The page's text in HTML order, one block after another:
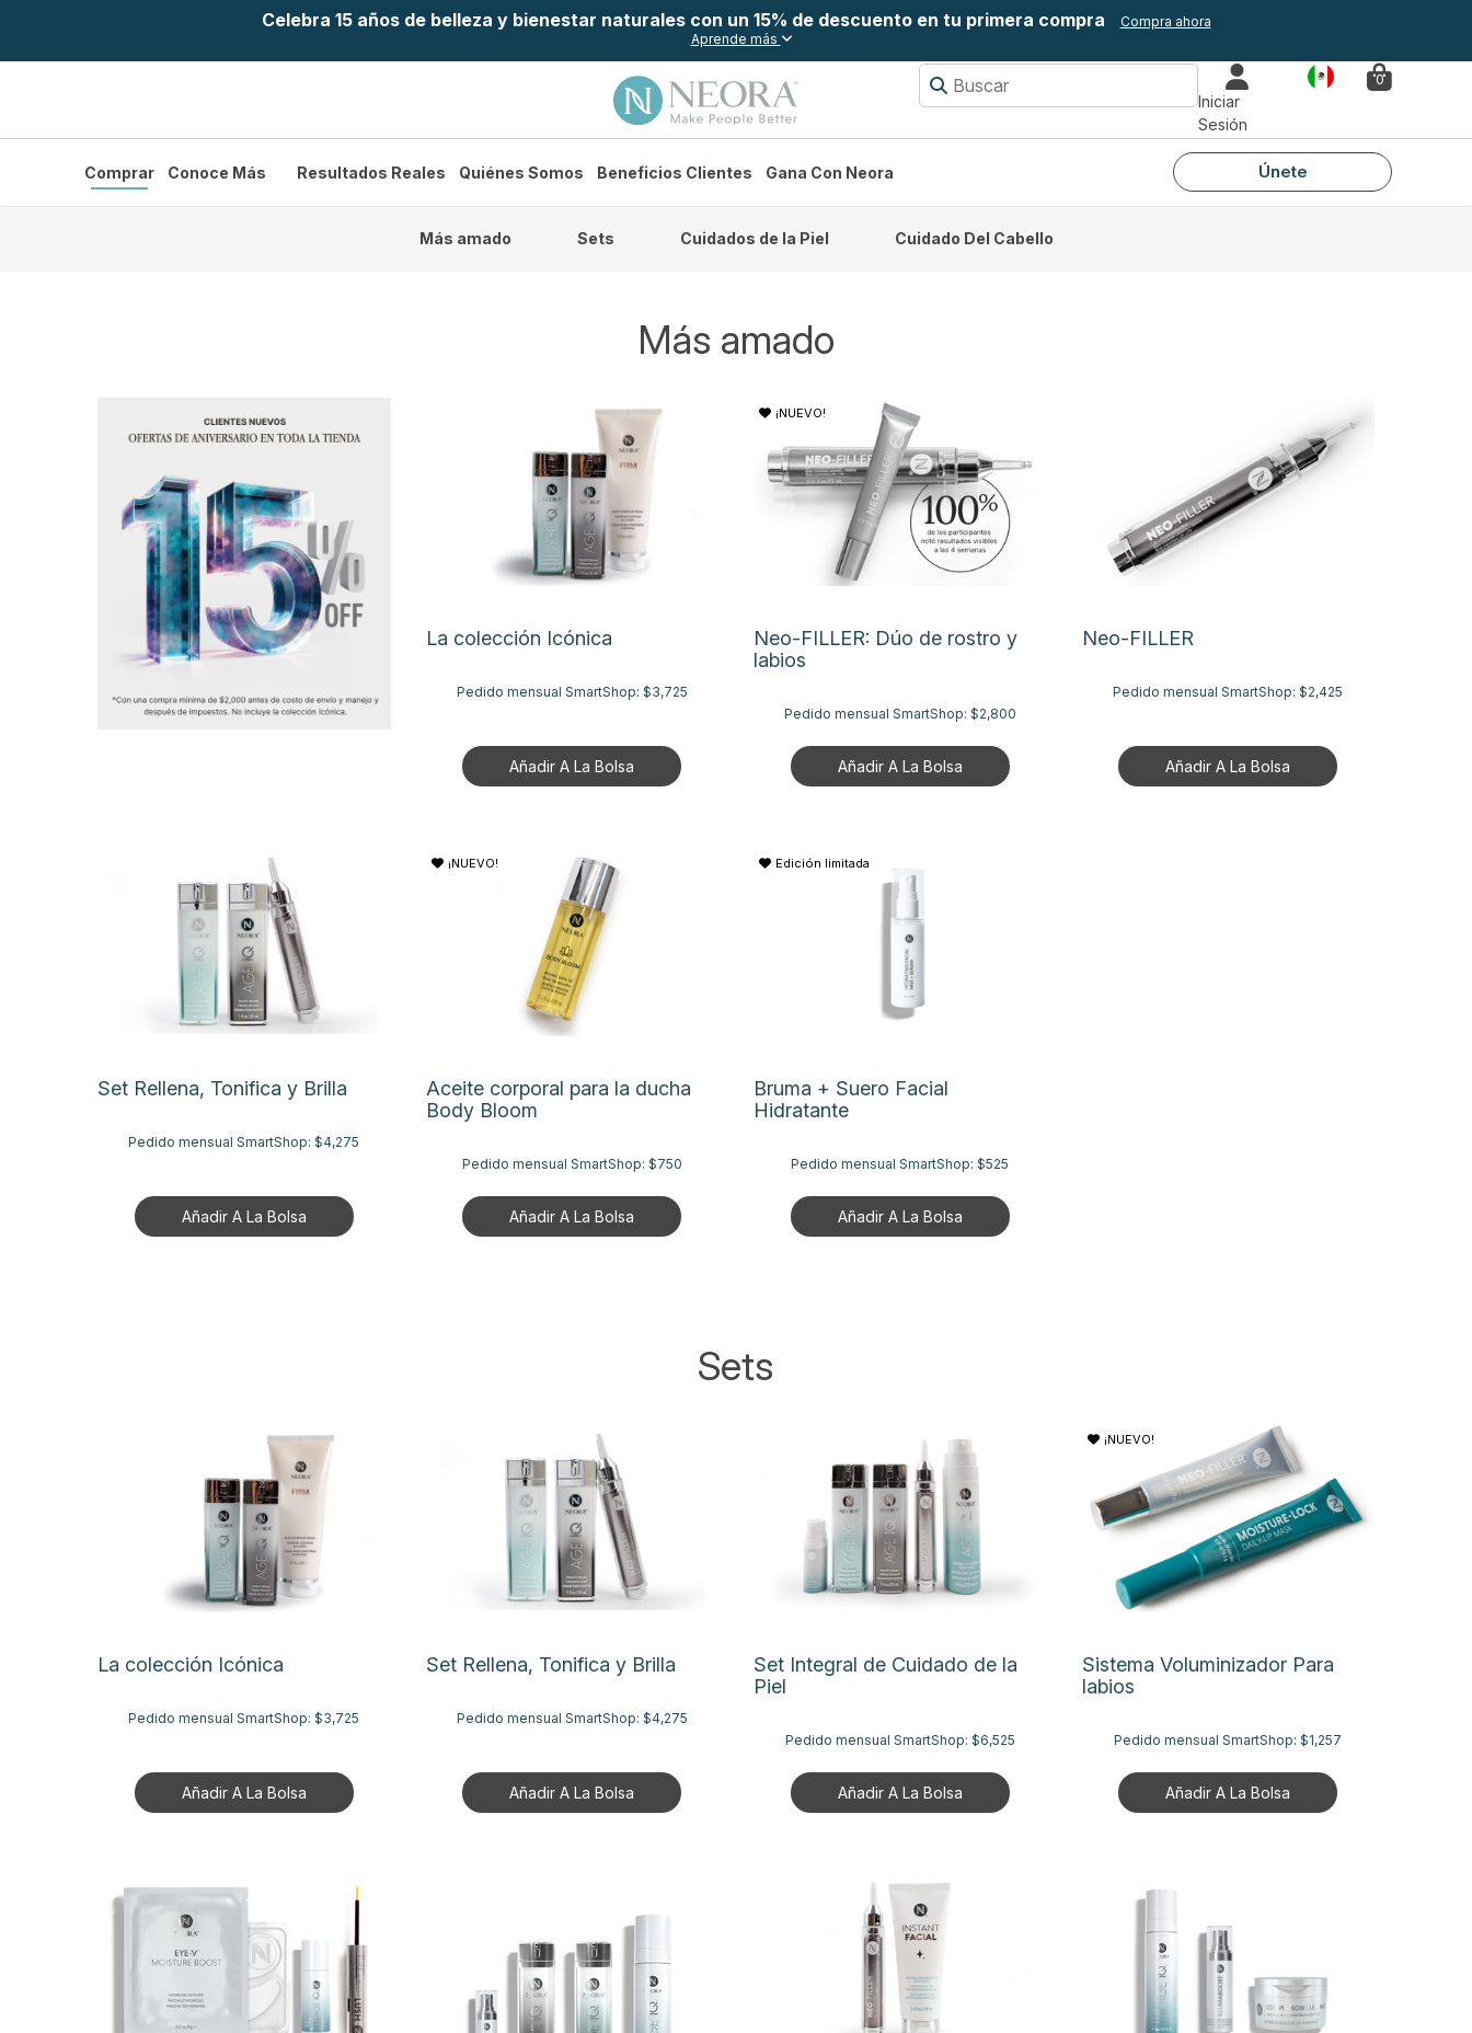
Celebra 15 años de belleza y bienestar naturales con un 15% de descuento en tu primera compra
Compra ahora
Aprende más
Iniciar
Sesión
País 0
Comprar Conoce Más Resultados Reales Quiénes Somos Beneficios Clientes Gana Con Neora Únete
Más amado Sets Cuidados de la Piel Cuidado Del Cabello
Más amado
La colección Icónica
Pedido mensual SmartShop: $3,725
Añadir A La Bolsa
¡NUEVO!
Neo-FILLER: Dúo de rostro y
labios
Pedido mensual SmartShop: $2,800
Añadir A La Bolsa
Neo-FILLER
Pedido mensual SmartShop:$2,425
Añadir A La Bolsa
Set Rellena, Tonifica y Brilla
Pedido mensual SmartShop:$4,275
Añadir A La Bolsa
¡NUEVO!
Aceite corporal para la ducha
Body Bloom
Pedido mensual SmartShop: $750
Añadir A La Bolsa
Edición limitada
Bruma + Suero Facial
Hidratante
Pedido mensual SmartShop:$525
Añadir A La Bolsa
Sets
La colección Icónica
Pedido mensual SmartShop:$3,725
Añadir A La Bolsa
Set Rellena, Tonifica y Brilla
Pedido mensual SmartShop: $4,275
Añadir A La Bolsa
Set Integral de Cuidado de la
Piel
Pedido mensual SmartShop: $6,525
Añadir A La Bolsa
¡NUEVO!
Sistema Voluminizador Para
labios
Pedido mensual SmartShop:$1,257
Añadir A La Bolsa